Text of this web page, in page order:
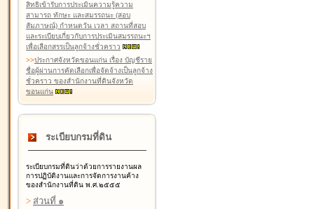
สิทธิเข้ารับการประเมินความรู้ความ
สามารถ ทักษะ และสมรรถนะ (สอบ
สัมภาษณ์) กำหนดวัน เวลา สถานที่สอบ
และระเบียบเกี่ยวกับการประเมินสมรรถนะฯ
เพื่อเลือกสรรเป็นลูกจ้างชั่วคราว
>>ประกาศจังหวัดขอนแก่น เรื่อง บัญชีราย
ชื่อผู้ผ่านการคัดเลือกเพื่อจัดจ้างเป็นลูกจ้าง
ชั่วคราว ของสำนักงานที่ดินจังหวัด
ขอนแก่น
ระเบียบกรมที่ดิน
ระเบียบกรมที่ดินว่าด้วยการรายงานผล
การปฏิบัติงานและการจัดการงานค้าง
ของสำนักงานที่ดิน พ.ศ.๒๕๕๕
> ส่วนที่ ๑